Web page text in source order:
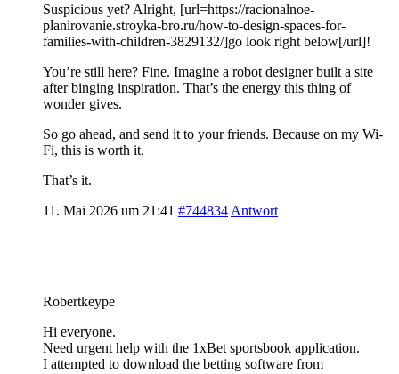
Suspicious yet? Alright, [url=https://racionalnoe-
planirovanie.stroyka-bro.ru/how-to-design-spaces-for-
families-with-children-3829132/]go look right below[/url]!
You’re still here? Fine. Imagine a robot designer built a site
after binging inspiration. That’s the energy this thing of
wonder gives.
So go ahead, and send it to your friends. Because on my Wi-
Fi, this is worth it.
That’s it.
11. Mai 2026 um 21:41 #744834 Antwort
Robertkeype
Hi everyone.
Need urgent help with the 1xBet sportsbook application.
I attempted to download the betting software from